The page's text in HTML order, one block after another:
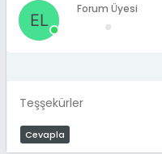
Forum Üyesi
Teşşekürler
Cevapla